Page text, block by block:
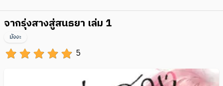
จากรุ่งสางสู่สนธยา เล่ม 1
5
มังงะ